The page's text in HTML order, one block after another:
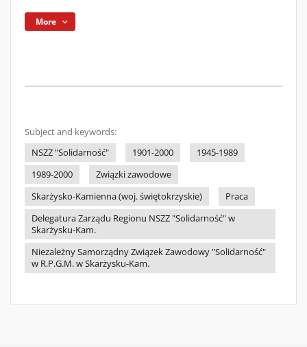
More
Subject and keywords:
NSZZ "Solidarność"
1901-2000
1945-1989
1989-2000
Związki zawodowe
Skarżysko-Kamienna (woj. świętokrzyskie)
Praca
Delegatura Zarządu Regionu NSZZ "Solidarność" w
Skarżysku-Kam.
Niezależny Samorządny Związek Zawodowy "Solidarność"
w R.P.G.M. w Skarżysku-Kam.